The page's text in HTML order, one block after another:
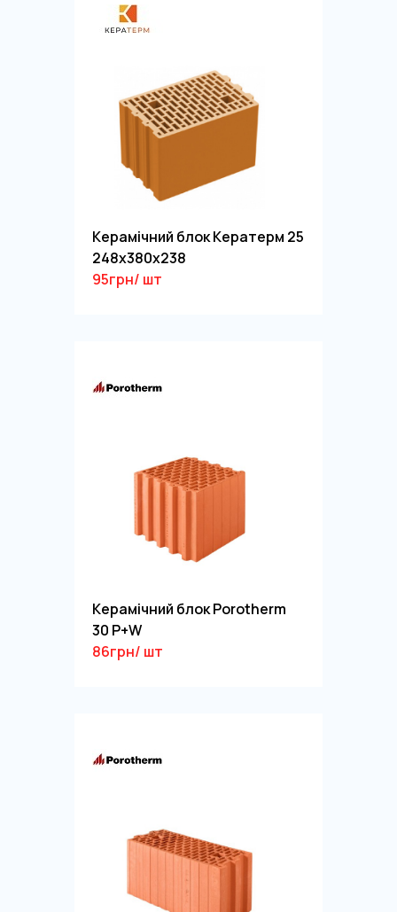
Керамічний блок Кератерм 25
248х380х238
95грн/ шт
Керамічний блок Porotherm
30 P+W
86грн/ шт